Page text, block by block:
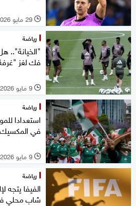
l 29 مايو 2026
رياضة
"الخيانة"..
فك لغز
l 9 مايو 2026
رياضة
استعدادا
في المكسيك
l 9 مايو 2026
رياضة
الفيفا يتجه
شاب محلي